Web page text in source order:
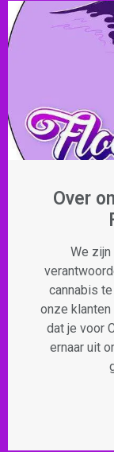
Over
We
cannabis
onze
dat je voor
ernaar uit